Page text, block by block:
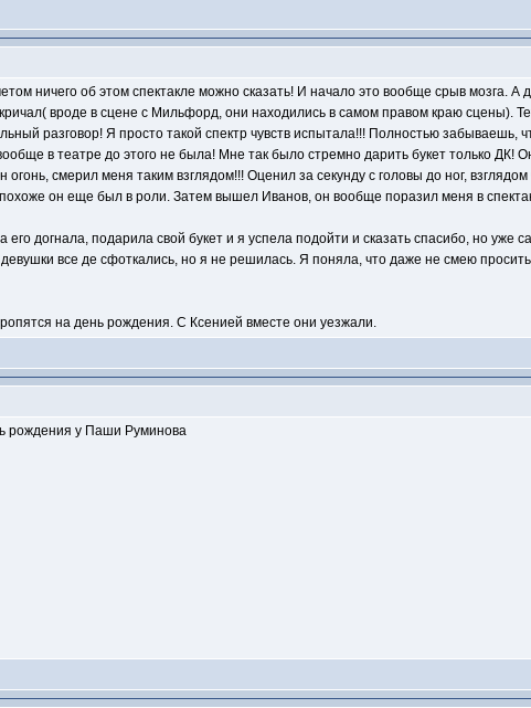
ничего об этом спектакле можно сказать! И начало это вообще срыв мозга.
вроде в сцене с Мильфорд, они находились в самом правом краю сцены).
разговор! Я просто такой спектр чувств испытала!!! Полностью забываешь,
в театре до этого не была! Мне так было стремно дарить букет только ДК!
огонь, смерил меня таким взглядом!!! Оценил за секунду с головы до ног,
он еще был в роли. Затем вышел Иванов, он вообще поразил меня в
догнала, подарила свой букет и я успела подойти и сказать спасибо, но уже
все де сфоткались, но я не решилась. Я поняла, что даже не смею
на день рождения. С Ксенией вместе они уезжали.
рождения у Паши Руминова